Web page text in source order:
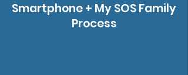
Smartphone + My SOS Family
Process